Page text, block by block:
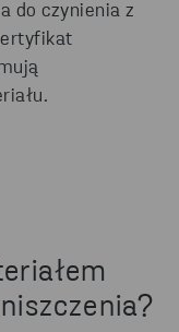
do czynienia z